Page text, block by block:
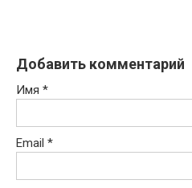
Добавить комментарий
Имя *
Email *